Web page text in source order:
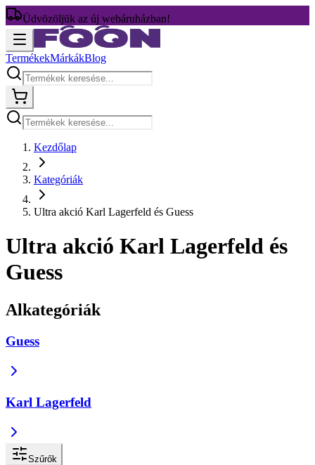
Üdvözöljük az új webáruházban!
TermékekMárkákBlog
Kezdőlap
Kategóriák
Ultra akció Karl Lagerfeld és Guess
Ultra akció Karl Lagerfeld és
Guess
Alkategóriák
Guess
Karl Lagerfeld
Szűrők